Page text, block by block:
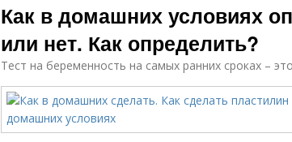
Как в домашних условиях
или нет. Как определить?
Тест на беременность на самых ранних сроках –